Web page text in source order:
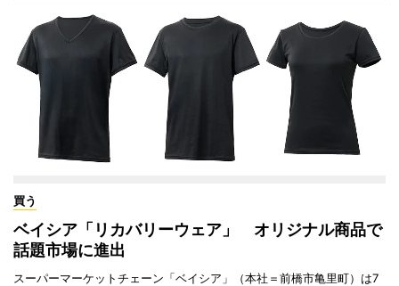
買う
ベイシア「リカバリーウェア」 オリジナル商品で
話題市場に進出
スーパーマーケットチェーン「ベイシア」（本社＝前橋市亀里町）は7